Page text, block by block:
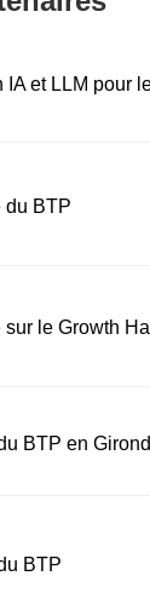
IA et LLM pour
du BTP
sur le Growth
BTP en
BTP